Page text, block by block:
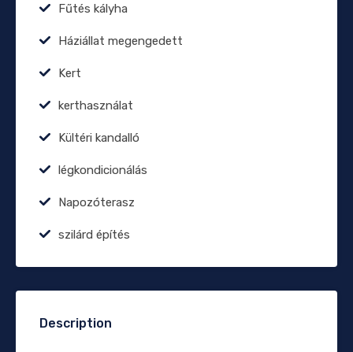
Fűtés kályha
Háziállat megengedett
Kert
kerthasználat
Kültéri kandalló
légkondicionálás
Napozóterasz
szilárd építés
Description